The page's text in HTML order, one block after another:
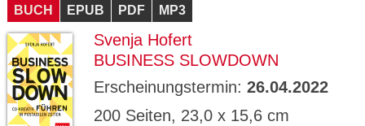
BUCH EPUB PDF MP3
Svenja Hofert
BUSINESS SLOWDOWN
Erscheinungstermin: 26.04.2022
200 Seiten, 23,0 x 15,6 cm